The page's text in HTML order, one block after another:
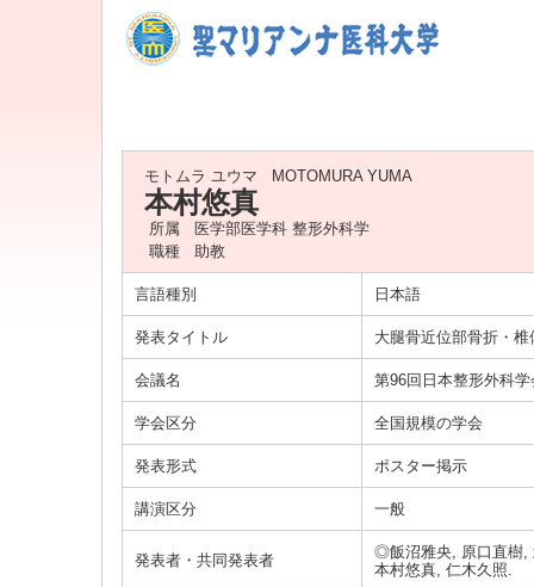
モトムラ ユウマ MOTOMURA YUMA
本村悠真
所属
医学部医学科 整形外科学
職種
助教
言語種別 日本語
発表タイトル 大腿骨近位部骨折・
会議名 第96回日本整形外科
学会区分 全国規模の学会
発表形式 ポスター掲示
講演区分 一般
発表者・共同発表者
◎飯沼雅央, 原口直樹,
本村悠真, 仁木久照.